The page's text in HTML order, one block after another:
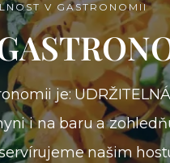
V GASTRONOMII
je:
i na baru a
našim